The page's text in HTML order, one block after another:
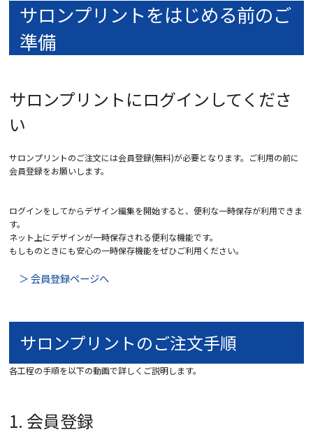
サロンプリントをはじめる前のご
準備
サロンプリントにログインしてくださ
い
サロンプリントのご注文には会員登録(無料)が必要となります。ご利用の前に
会員登録をお願いします。
ログインをしてからデザイン編集を開始すると、便利な一時保存が利用できま
す。
ネット上にデザインが一時保存される便利な機能です。
もしものときにも安心の一時保存機能をぜひご利用ください。
＞ 会員登録ページへ
サロンプリントのご注文手順
各工程の手順を以下の動画で詳しくご説明します。
1. 会員登録